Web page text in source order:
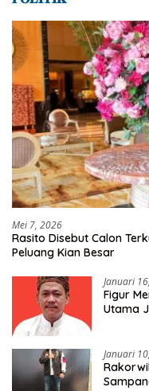
Mei 7, 2026
Rasito Disebut Calon
Peluang Kian Besar
Januari
Figur
Utama
Januari